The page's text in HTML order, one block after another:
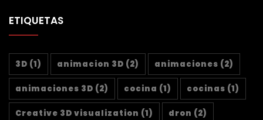
ETIQUETAS
3D (1) animacion 3D (2) animaciones (2)
animaciones 3D (2) cocina (1) cocinas (1)
Creative 3D visualization (1) dron (2)